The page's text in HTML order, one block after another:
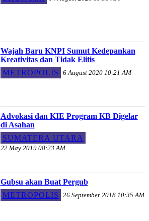
Wajah Baru KNPI Sumut Kedepankan
Kreativitas dan Tidak Elitis
METROPOLIS
6 August 2020 10:21 AM
Advokasi dan KIE Program KB Digelar
di Asahan
SUMATERA UTARA
22 May 2019 08:23 AM
Gubsu akan Buat Pergub
METROPOLIS
26 September 2018 10:35 AM